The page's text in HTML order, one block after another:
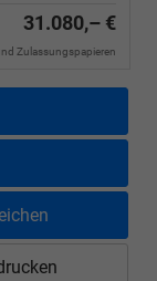
31.080,– €
Zulassungspapieren